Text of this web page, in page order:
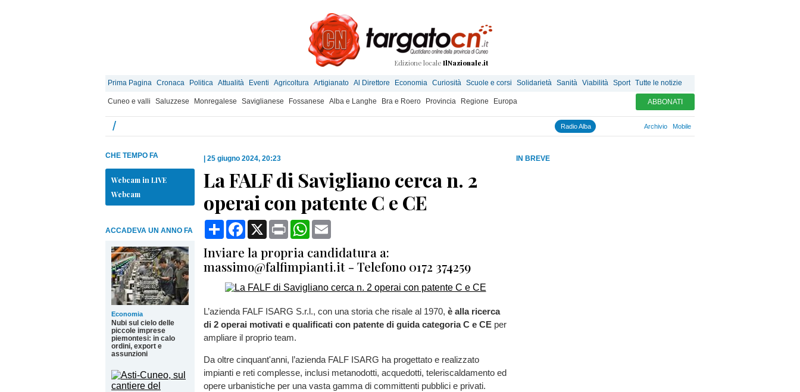
Edizione locale IlNazionale.it
Prima Pagina Cronaca Politica Attualità Eventi Agricoltura Artigianato Al Direttore Economia Curiosità Scuole e corsi Solidarietà Sanità Viabilità Sport Tutte le notizie
Cuneo e valli Saluzzese Monregalese Saviglianese Fossanese Alba e Langhe Bra e Roero Provincia Regione Europa ABBONATI
/ Radio Alba Archivio Mobile
IN BREVE
CHE TEMPO FA
Webcam in LIVE
Webcam
ACCADEVA UN ANNO FA
Economia
Nubi sul cielo delle
piccole imprese
piemontesi: in calo
ordini, export e
assunzioni
25 giugno 2024, 20:23
La FALF di Savigliano cerca n. 2
operai con patente C e CE
CondividiFacebook
X Print WhatsApp
Inviare la propria candidatura a:
massimo@falfimpianti.it - Telefono 0172 374259
L’azienda FALF ISARG S.r.l., con una storia che risale al 1970, è alla ricerca
di 2 operai motivati e qualificati con patente di guida categoria C e CE per
ampliare il proprio team.
Da oltre cinquant'anni, l’azienda FALF ISARG ha progettato e realizzato
impianti e reti complesse, inclusi metanodotti, acquedotti, teleriscaldamento ed
opere urbanistiche per una vasta gamma di committenti pubblici e privati.